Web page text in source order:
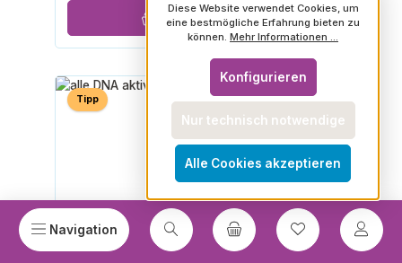
Navigation Du hast 0
In den Warenkorb
Tipp
Diese Website verwendet Cookies, um
eine bestmögliche Erfahrung bieten zu
können. Mehr Informationen ...
Nur technisch notwendige
Konfigurieren
Alle Cookies akzeptieren